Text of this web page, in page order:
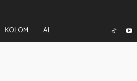
KOLOM AI